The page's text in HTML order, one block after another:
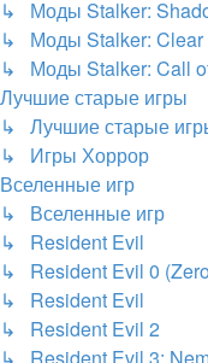
↳ Моды Stalker:
↳ Моды Stalker: Clear
↳ Моды Stalker: Call
Лучшие старые игры
↳ Лучшие старые
↳ Игры Хоррор
Вселенные игр
↳ Вселенные игр
↳ Resident Evil
↳ Resident Evil 0
↳ Resident Evil
↳ Resident Evil 2